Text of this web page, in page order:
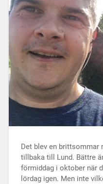
Det blev en brittsommar
tillbaka till Lund. Bättre
förmiddag i oktober när
lördag igen. Men inte